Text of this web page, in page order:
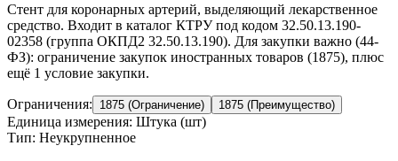
Стент для коронарных артерий, выделяющий лекарственное
средство. Входит в каталог КТРУ под кодом 32.50.13.190-
02358 (группа ОКПД2 32.50.13.190). Для закупки важно (44-
ФЗ): ограничение закупок иностранных товаров (1875), плюс
ещё 1 условие закупки.
Ограничения: 1875 (Ограничение) 1875 (Преимущество)
Единица измерения: Штука (шт)
Тип: Неукрупненное